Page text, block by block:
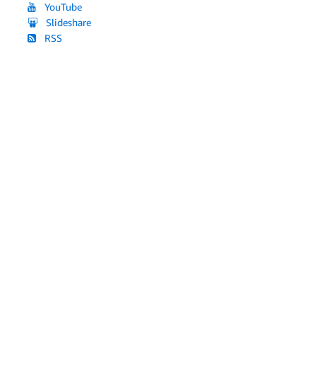
YouTube
Slideshare
RSS